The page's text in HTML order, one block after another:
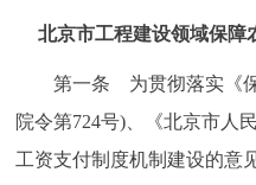
北京市工程建设领域保障
第一条 为贯彻落实《保
院令第724号)、《北京市人
工资支付制度机制建设的意